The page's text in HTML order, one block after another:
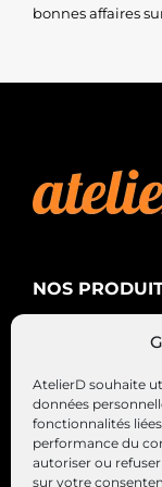
AtelierD souhaite
données
fonctionnalités
performance du
autoriser ou
sur votre
bonnes affaires
NOS
Alternateurs –